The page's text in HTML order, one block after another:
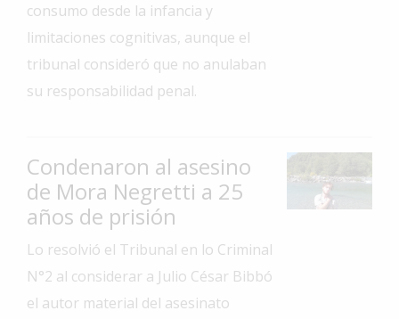
General
Ciudad
Arte
Espectáculos
Cartelera
Fotos
consumo desde la infancia y
limitaciones cognitivas, aunque el
tribunal consideró que no anulaban
su responsabilidad penal.
Condenaron al asesino
de Mora Negretti a 25
años de prisión
Lo resolvió el Tribunal en lo Criminal
N°2 al considerar a Julio César Bibbó
el autor material del asesinato